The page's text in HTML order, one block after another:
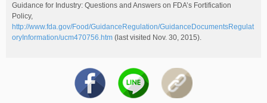
Guidance for Industry: Questions and Answers on FDA’s Fortification
Policy,
http://www.fda.gov/Food/GuidanceRegulation/GuidanceDocumentsRegulat
oryInformation/ucm470756.htm (last visited Nov. 30, 2015).